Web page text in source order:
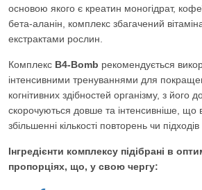
основою якого є креатин моногідрат,
бета-аланін, комплекс збагачений
екстрактами рослин.
Комплекс B4-Bomb рекомендується
інтенсивними тренуваннями для
когнітивних здібностей організму, з його
скорочуються довше та інтенсивніше, що
збільшенні кількості повторень чи
Інгредієнти комплексу підібрані в
пропорціях, що, у свою чергу: